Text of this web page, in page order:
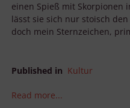
einen Spieß mit Skorpionen
lässt sie sich nur stoisch
doch mein Sternzeichen,
Published in Kultur
Read more...